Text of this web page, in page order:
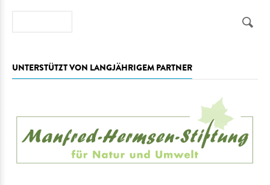
UNTERSTÜTZT VON LANGJÄHRIGEM PARTNER